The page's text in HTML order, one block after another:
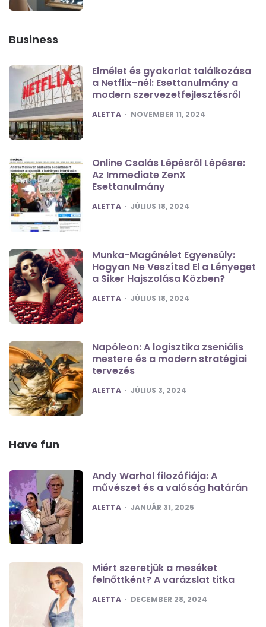
Business
Elmélet és gyakorlat találkozása
a Netflix-nél: Esettanulmány a
modern szervezetfejlesztésről
POSTED
ALETTA NOVEMBER 11, 2024
Online Csalás Lépésről Lépésre:
Az Immediate ZenX
Esettanulmány
POSTED
ALETTA JÚLIUS 18, 2024
Munka-Magánélet Egyensúly:
Hogyan Ne Veszítsd El a Lényeget
a Siker Hajszolása Közben?
POSTED
ALETTA JÚLIUS 18, 2024
Napóleon: A logisztika zseniális
mestere és a modern stratégiai
tervezés
POSTED
ALETTA JÚLIUS 3, 2024
Have fun
Andy Warhol filozófiája: A
művészet és a valóság határán
POSTED
ALETTA JANUÁR 31, 2025
Miért szeretjük a meséket
felnőttként? A varázslat titka
POSTED
ALETTA DECEMBER 28, 2024